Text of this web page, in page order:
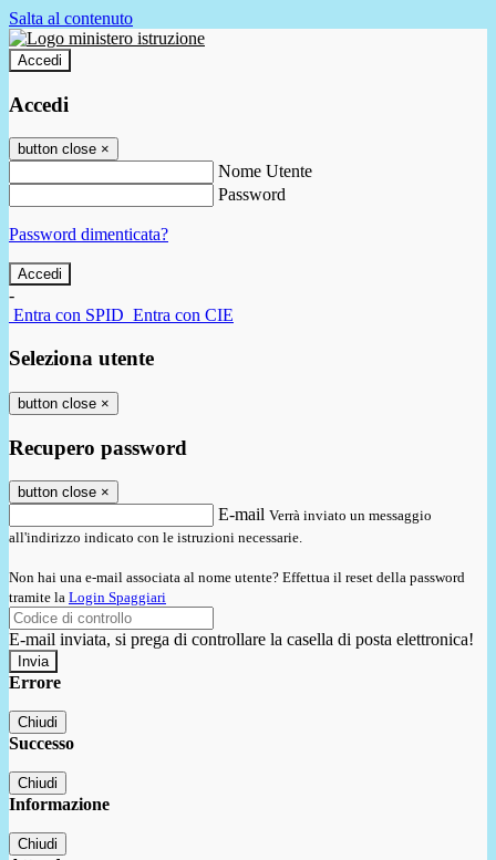
Salta al contenuto
Accedi
Accedi
button close ×
Nome Utente
Password
Password dimenticata?
-
Entra con SPID Entra con CIE
Seleziona utente
button close ×
Recupero password
button close ×
E-mail Verrà inviato un messaggio
all'indirizzo indicato con le istruzioni necessarie.
Non hai una e-mail associata al nome utente? Effettua il reset della password
tramite la Login Spaggiari
E-mail inviata, si prega di controllare la casella di posta elettronica!
Errore
Chiudi
Successo
Chiudi
Informazione
Chiudi